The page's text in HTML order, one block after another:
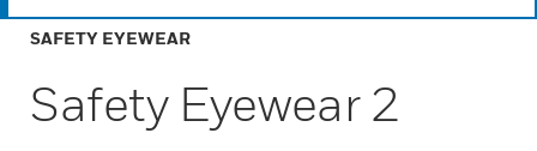
SAFETY EYEWEAR
Safety Eyewear 2